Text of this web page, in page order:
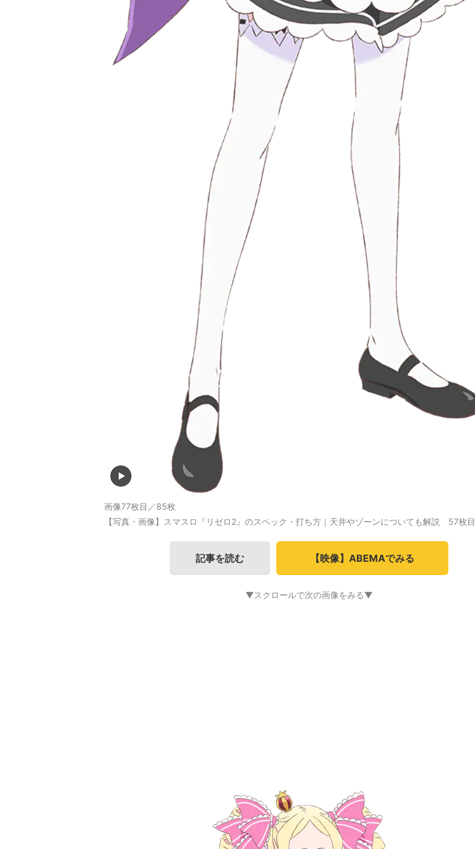
画像77枚目／85枚
【写真・画像】スマスロ『リゼロ2』のスペック・打ち方｜天井やゾーンについても解説 57枚目
記事を読む 【映像】ABEMAでみる
▼スクロールで次の画像をみる▼